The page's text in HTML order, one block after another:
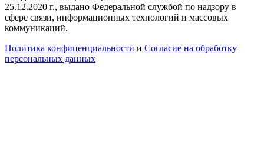
25.12.2020 г., выдано Федеральной службой по надзору в
сфере связи, информационных технологий и массовых
коммуникаций.
Политика конфиценциальности и Согласие на обработку
персональных данных